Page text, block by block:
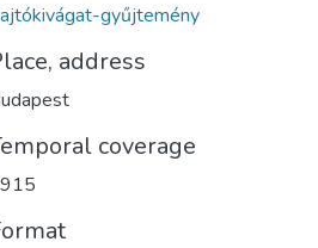
gyűjtemény
address
coverage